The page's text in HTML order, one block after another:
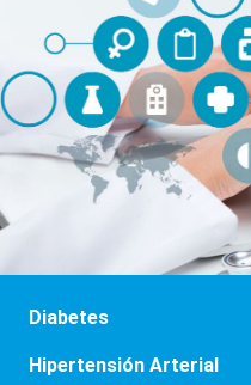
Diabetes
Hipertensión Arterial